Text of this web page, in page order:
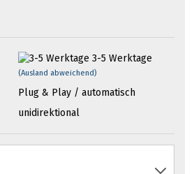
3-5 Werktage
(Ausland abweichend)
Plug & Play / automatisch
unidirektional